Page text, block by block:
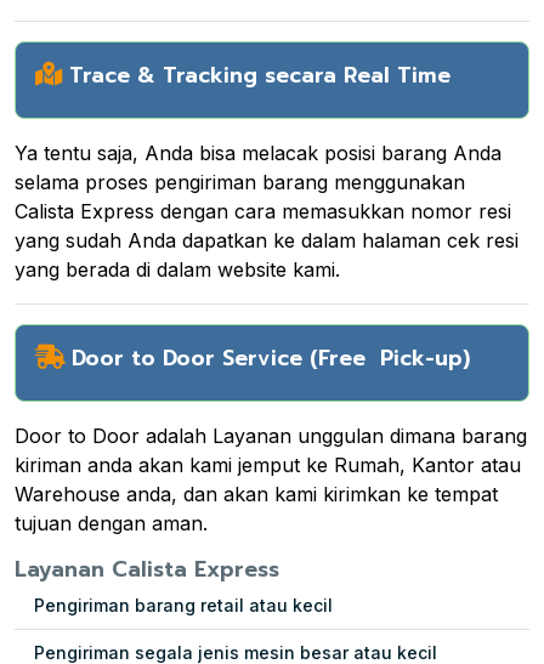
Trace & Tracking secara Real Time
Ya tentu saja, Anda bisa melacak posisi barang Anda
selama proses pengiriman barang menggunakan
Calista Express dengan cara memasukkan nomor resi
yang sudah Anda dapatkan ke dalam halaman cek resi
yang berada di dalam website kami.
Door to Door Service (Free Pick-up)
Door to Door adalah Layanan unggulan dimana barang
kiriman anda akan kami jemput ke Rumah, Kantor atau
Warehouse anda, dan akan kami kirimkan ke tempat
tujuan dengan aman.
Layanan Calista Express
Pengiriman barang retail atau kecil
Pengiriman segala jenis mesin besar atau kecil